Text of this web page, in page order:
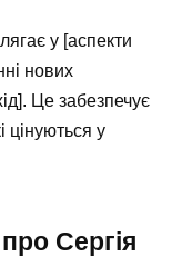
у [аспекти
нових
Це забезпечує
цінуються у
Сергія